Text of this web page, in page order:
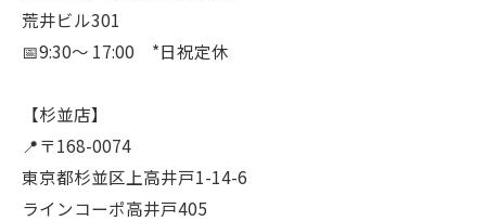
荒井ビル301
📅9:30〜 17:00 *日祝定休
【杉並店】
📍〒168-0074
東京都杉並区上高井戸1-14-6
ラインコーポ高井戸405